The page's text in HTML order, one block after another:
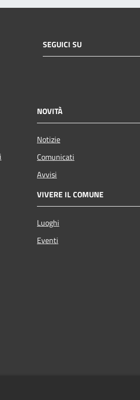
SEGUICI SU
NOVITÀ
Notizie
Comunicati
Avvisi
VIVERE IL COMUNE
Luoghi
Eventi